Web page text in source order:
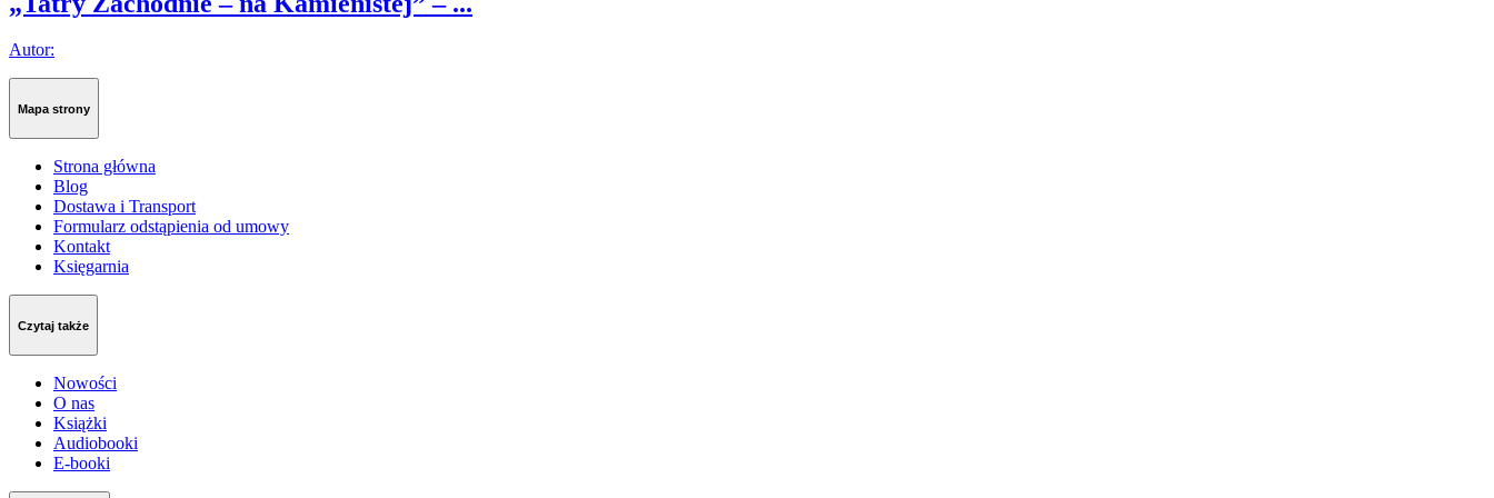
Autor:
Mapa strony
Strona główna
Blog
Dostawa i Transport
Formularz odstąpienia od umowy
Kontakt
Księgarnia
Czytaj także
Nowości
O nas
Książki
Audiobooki
E-booki